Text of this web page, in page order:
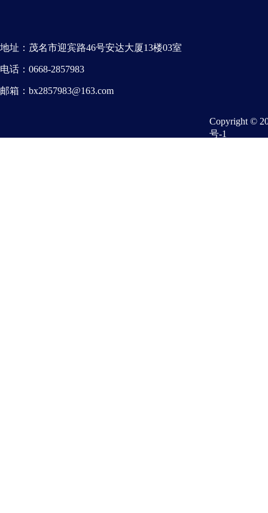
地址： 茂名市迎宾路46号安达大厦13楼03室
电话： 0668-2857983
邮箱： bx2857983@163.com
Copyright ©
号-1